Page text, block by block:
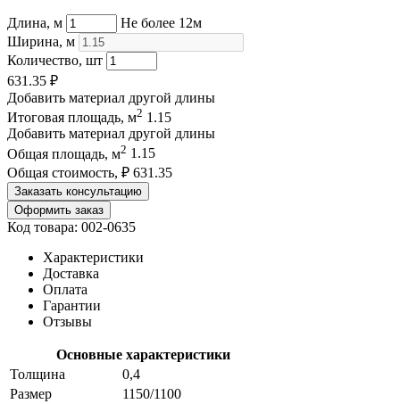
Длина, м
Не более 12м
Ширина, м
Количество, шт
631.35 ₽
Добавить материал другой длины
Итоговая площадь, м2 1.15
Добавить материал другой длины
Общая площадь, м2 1.15
Общая стоимость, ₽ 631.35
Заказать консультацию
Оформить заказ
Код товара: 002-0635
Характеристики
Доставка
Оплата
Гарантии
Отзывы
Основные характеристики
Толщина
0,4
Размер
1150/1100